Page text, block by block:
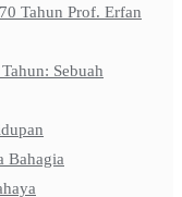
Tahun Prof. Erfan
Sebuah
Bahagia